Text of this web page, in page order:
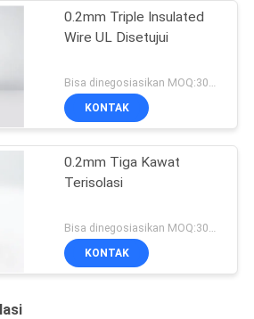
0.2mm Triple Insulated
Wire UL Disetujui
Bisa dinegosiasikan MOQ:3000 meter
KONTAK
0.2mm Tiga Kawat
Terisolasi
KONTAK